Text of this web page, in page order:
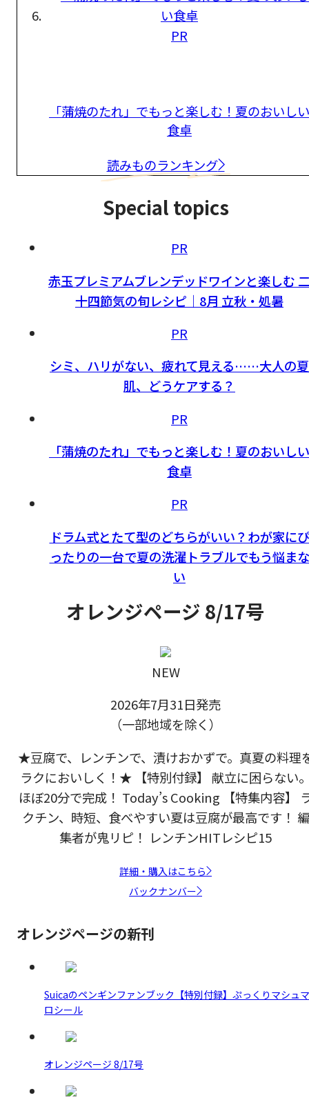
PR
「蒲焼のたれ」でもっと楽しむ！夏のおいしい
食卓
読みものランキング
Special topics
PR
赤玉プレミアムブレンデッドワインと楽しむ
十四節気の旬レシピ｜8月 立秋・処暑
PR
シミ、ハリがない、疲れて見える……大人の夏
肌、どうケアする？
PR
「蒲焼のたれ」でもっと楽しむ！夏のおいしい
食卓
PR
ドラム式とたて型のどちらがいい？わが家にぴ
ったりの一台で夏の洗濯トラブルでもう悩まな
い
オレンジページ 8/17号
NEW
2026年7月31日発売
（一部地域を除く）
★豆腐で、レンチンで、漬けおかずで。真夏の料理
ラクにおいしく！★ 【特別付録】 献立に困らない
ほぼ20分で完成！ Today’s Cooking 【特集内容】
クチン、時短、食べやすい夏は豆腐が最高です！ 編
集者が鬼リピ！ レンチンHITレシピ15
詳細・購入はこちら
バックナンバー
オレンジページの新刊
Suicaのペンギンファンブック【特別付録】ぷっくりマシュマ
ロシール
オレンジページ 8/17号